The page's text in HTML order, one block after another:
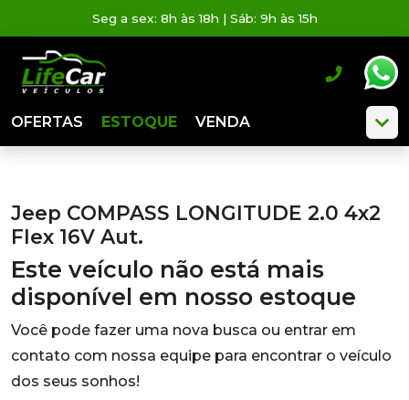
Seg a sex: 8h às 18h | Sáb: 9h às 15h
OFERTAS ESTOQUE VENDA
Jeep COMPASS LONGITUDE 2.0 4x2
Flex 16V Aut.
Este veículo não está mais
disponível em nosso estoque
Você pode fazer uma nova busca ou entrar em
contato com nossa equipe para encontrar o veículo
dos seus sonhos!